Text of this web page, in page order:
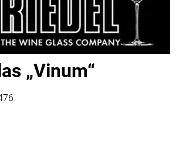
„Vinum“